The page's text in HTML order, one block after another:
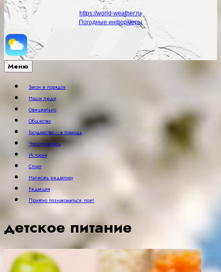
https://world-weather.ru
Погодные информеры
Меню
Закон и порядок
Наши люди
Официально
Общество
Государство – в помощь
Что случилось
История
Спорт
Написать редактору
Редакция
Приятно познакомиться, поэт!
детское питание